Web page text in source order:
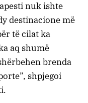
nuk ishte
destinacione më
të cilat ka
aq shumë
brenda
shpjegoi